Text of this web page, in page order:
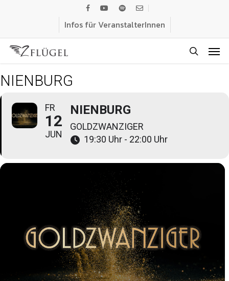
content
facebook
youtubespotifyemail
Infos für VeranstalterInnen
NIENBURG
FR
12
JUN
NIENBURG
GOLDZWANZIGER
19:30 Uhr - 22:00 Uhr